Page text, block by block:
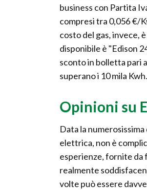
business con Partita
compresi tra 0,056 €/
costo del gas, invece,
disponibile è "Edison
sconto in bolletta pari
superano i 10 mila Kwh.
Opinioni su
Data la
elettrica, non è
esperienze, fornite da
realmente
volte può essere